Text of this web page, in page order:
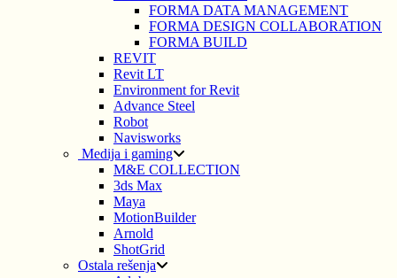
FORMA DATA MANAGEMENT
FORMA DESIGN COLLABORATION
FORMA BUILD
REVIT
Revit LT
Environment for Revit
Advance Steel
Robot
Navisworks
Medija i gaming
M&E COLLECTION
3ds Max
Maya
MotionBuilder
Arnold
ShotGrid
Ostala rešenja